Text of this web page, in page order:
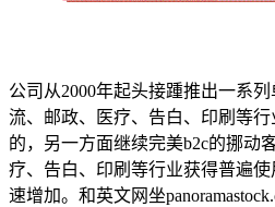
公司从2000年起头接踵推出一系
流、邮政、医疗、告白、印刷等
的，另一方面继续完美b2c的挪动
疗、告白、印刷等行业获得普遍
速增加。和英文网坐